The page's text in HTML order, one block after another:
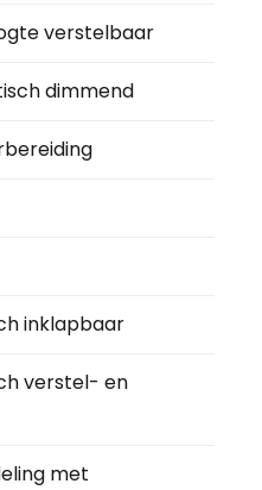
verstelbaar
dimmend
inklapbaar
verstel- en
met